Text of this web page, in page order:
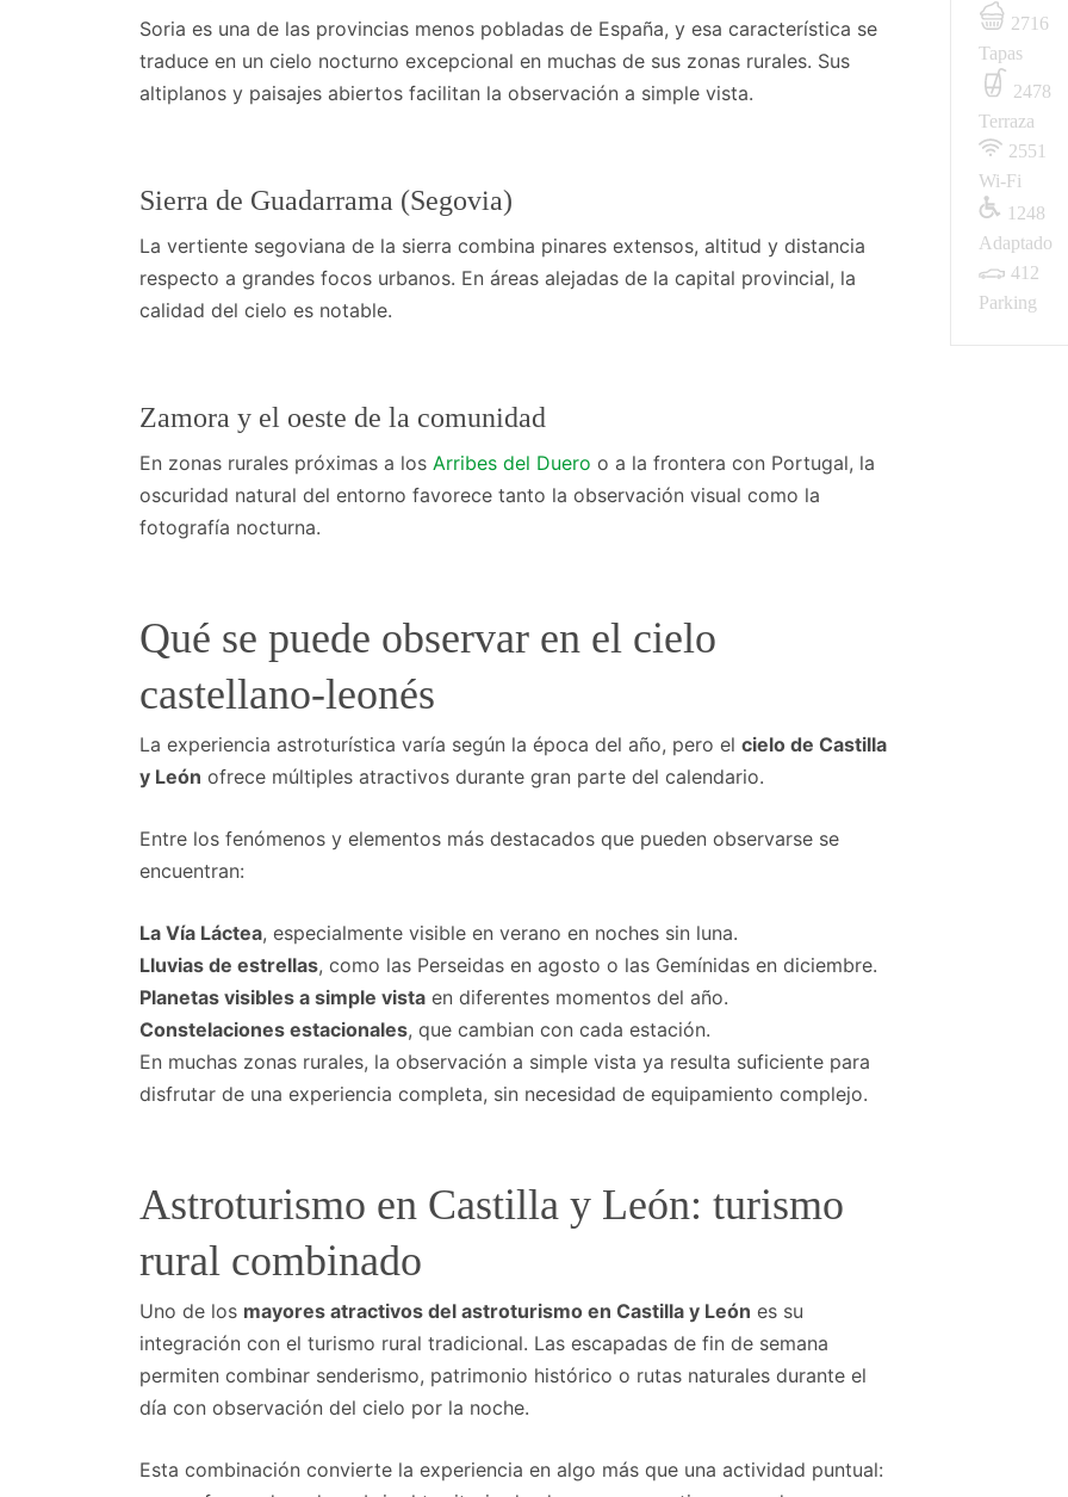
Soria es una de las provincias menos pobladas de España, y esa característica se
traduce en un cielo nocturno excepcional en muchas de sus zonas rurales. Sus
altiplanos y paisajes abiertos facilitan la observación a simple vista.
Sierra de Guadarrama (Segovia)
La vertiente segoviana de la sierra combina pinares extensos, altitud y distancia
respecto a grandes focos urbanos. En áreas alejadas de la capital provincial, la
calidad del cielo es notable.
Zamora y el oeste de la comunidad
En zonas rurales próximas a los Arribes del Duero o a la frontera con Portugal, la
oscuridad natural del entorno favorece tanto la observación visual como la
fotografía nocturna.
Qué se puede observar en el cielo
castellano-leonés
La experiencia astroturística varía según la época del año, pero el cielo de Castilla
y León ofrece múltiples atractivos durante gran parte del calendario.
Entre los fenómenos y elementos más destacados que pueden observarse se
encuentran:
La Vía Láctea, especialmente visible en verano en noches sin luna.
Lluvias de estrellas, como las Perseidas en agosto o las Gemínidas en diciembre.
Planetas visibles a simple vista en diferentes momentos del año.
Constelaciones estacionales, que cambian con cada estación.
En muchas zonas rurales, la observación a simple vista ya resulta suficiente para
disfrutar de una experiencia completa, sin necesidad de equipamiento complejo.
Astroturismo en Castilla y León: turismo
rural combinado
Uno de los mayores atractivos del astroturismo en Castilla y León es su
integración con el turismo rural tradicional. Las escapadas de fin de semana
permiten combinar senderismo, patrimonio histórico o rutas naturales durante el
día con observación del cielo por la noche.
Esta combinación convierte la experiencia en algo más que una actividad puntual:
2716
Tapas
2478
Terraza
2551
Wi-Fi
1248
Adaptado
412
Parking